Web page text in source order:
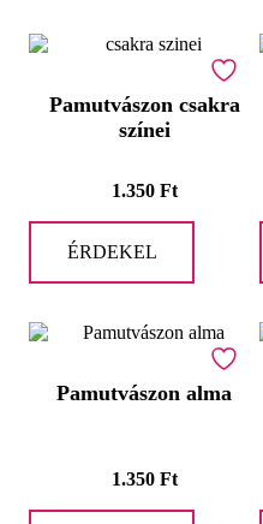
Pamutvászon csakra
színei
1.350 Ft
ÉRDEKEL
Pamutvászon alma
1.350 Ft